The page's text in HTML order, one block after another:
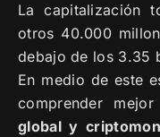
La capitalización
otros 40.000
debajo de los 3.35
En medio de este
comprender mejor
global y